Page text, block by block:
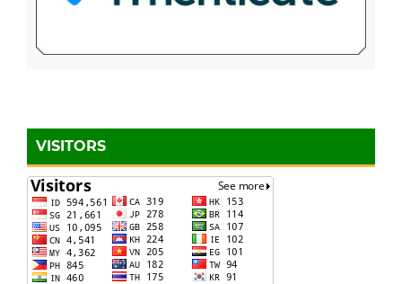
VISITORS